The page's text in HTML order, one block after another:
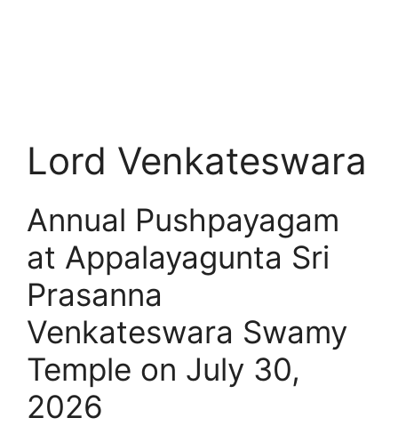
Lord Venkateswara
Annual Pushpayagam
at Appalayagunta Sri
Prasanna
Venkateswara Swamy
Temple on July 30,
2026